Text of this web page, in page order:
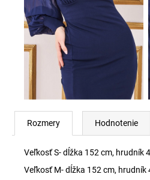
Rozmery Hodnotenie
Veľkosť S- dĺžka 152 cm, hrudník
Veľkosť M- dĺžka 152 cm, hrudník